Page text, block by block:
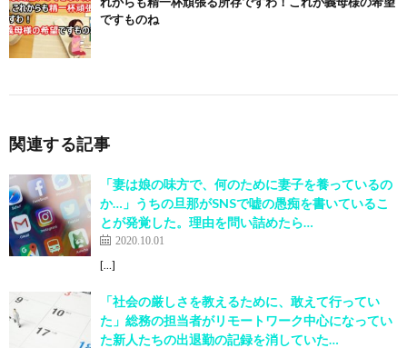
ですものね
関連する記事
「妻は娘の味方で、何のために妻子を養っているの
か…」うちの旦那がSNSで嘘の愚痴を書いているこ
とが発覚した。理由を問い詰めたら…
2020.10.01
[…]
「社会の厳しさを教えるために、敢えて行ってい
た」総務の担当者がリモートワーク中心になってい
た新人たちの出退勤の記録を消していた…